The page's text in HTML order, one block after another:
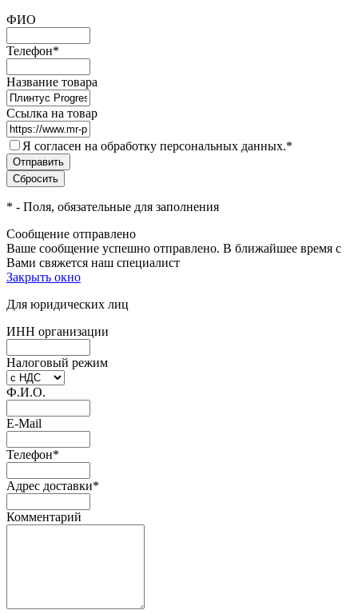
ФИО
Телефон*
Название товара
Ссылка на товар
Я согласен на обработку персональных данных.*
* - Поля, обязательные для заполнения
Сообщение отправлено
Ваше сообщение успешно отправлено. В ближайшее время с
Вами свяжется наш специалист
Закрыть окно
Для юридических лиц
ИНН организации
Налоговый режим
Ф.И.О.
E-Mail
Телефон*
Адрес доставки*
Комментарий